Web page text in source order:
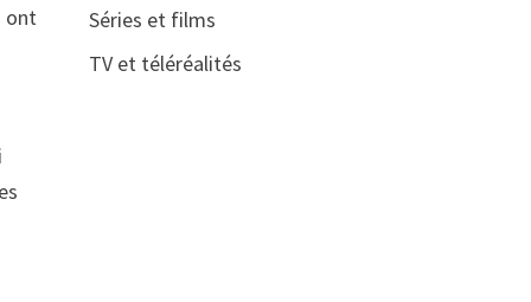
ont
Séries et films
TV et téléréalités